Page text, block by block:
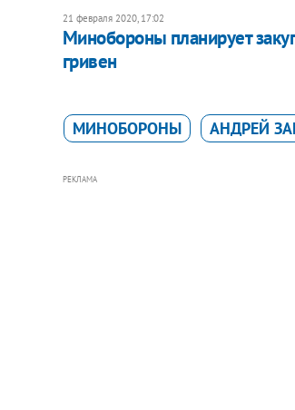
21 февраля 2020, 17:02
Минобороны планирует
гривен
МИНОБОРОНЫ АНДРЕЙ
РЕКЛАМА